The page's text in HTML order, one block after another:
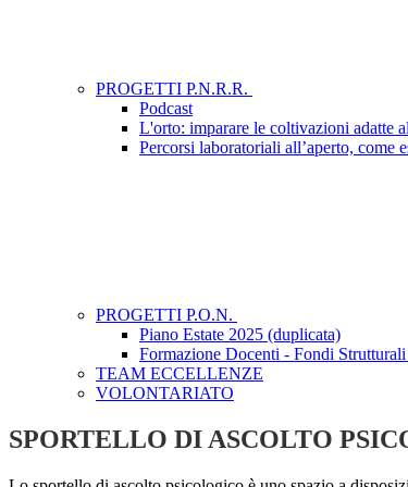
PROGETTI P.N.R.R.
Podcast
L'orto: imparare le coltivazioni adatte
Percorsi laboratoriali all’aperto, come
PROGETTI P.O.N.
Piano Estate 2025 (duplicata)
Formazione Docenti - Fondi
TEAM ECCELLENZE
VOLONTARIATO
SPORTELLO DI ASCOLTO